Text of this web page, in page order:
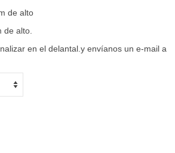
de alto
de alto.
en el delantal.y envíanos un e-mail a